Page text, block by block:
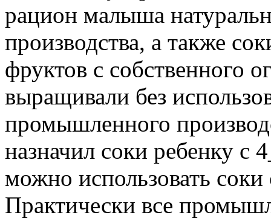
рацион малыша
производства, а также
фруктов с собственного
выращивали без
промышленного
назначил соки ребенку с
можно использовать соки
Практически все